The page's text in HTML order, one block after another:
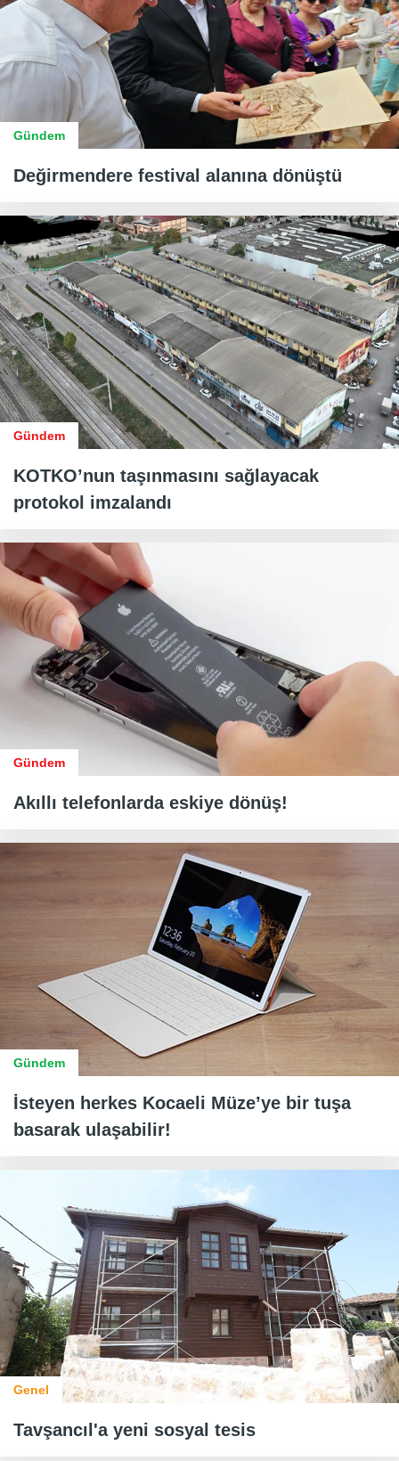
Gündem
Değirmendere festival alanına dönüştü
Gündem
KOTKO’nun taşınmasını sağlayacak
protokol imzalandı
Gündem
Akıllı telefonlarda eskiye dönüş!
Gündem
İsteyen herkes Kocaeli Müze’ye bir tuşa
basarak ulaşabilir!
Genel
Tavşancıl'a yeni sosyal tesis